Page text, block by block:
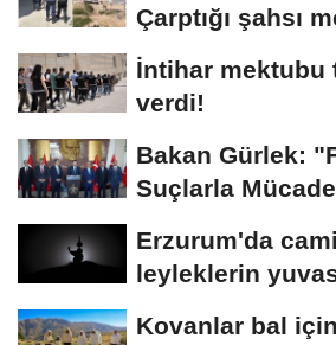
Çarptığı şahsı
sürükledi
İntihar mektubu
verdi!
Bakan Gürlek:
Suçlarla
Erzurum'da
leyleklerin
Kovanlar bal için